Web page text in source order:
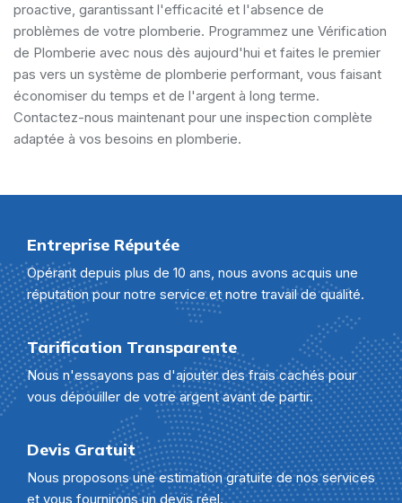
proactive, garantissant l'efficacité et l'absence de
problèmes de votre plomberie. Programmez une Vérification
de Plomberie avec nous dès aujourd'hui et faites le premier
pas vers un système de plomberie performant, vous faisant
économiser du temps et de l'argent à long terme.
Contactez-nous maintenant pour une inspection complète
adaptée à vos besoins en plomberie.
Entreprise Réputée
Opérant depuis plus de 10 ans, nous avons acquis une
réputation pour notre service et notre travail de qualité.
Tarification Transparente
Nous n'essayons pas d'ajouter des frais cachés pour
vous dépouiller de votre argent avant de partir.
Devis Gratuit
Nous proposons une estimation gratuite de nos services
et vous fournirons un devis réel.